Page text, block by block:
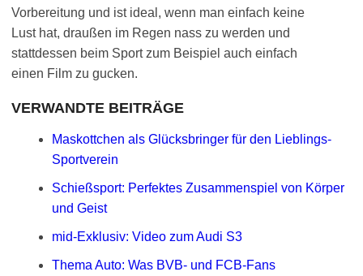
Vorbereitung und ist ideal, wenn man einfach keine
Lust hat, draußen im Regen nass zu werden und
stattdessen beim Sport zum Beispiel auch einfach
einen Film zu gucken.
VERWANDTE BEITRÄGE
Maskottchen als Glücksbringer für den Lieblings-
Sportverein
Schießsport: Perfektes Zusammenspiel von Körper
und Geist
mid-Exklusiv: Video zum Audi S3
Thema Auto: Was BVB- und FCB-Fans